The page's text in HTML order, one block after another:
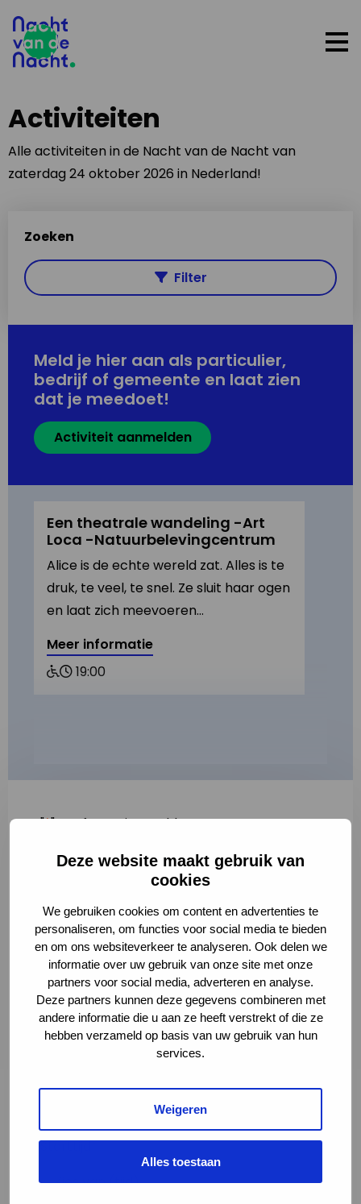
Deze website maakt gebruik van
cookies
We gebruiken cookies om content en advertenties te
personaliseren, om functies voor social media te bieden
en om ons websiteverkeer te analyseren. Ook delen we
informatie over uw gebruik van onze site met onze
partners voor social media, adverteren en analyse.
Deze partners kunnen deze gegevens combineren met
andere informatie die u aan ze heeft verstrekt of die ze
hebben verzameld op basis van uw gebruik van hun
services.
Weigeren
Alles toestaan
Activiteiten
Alle activiteiten in de Nacht van de Nacht van
zaterdag 24 oktober 2026 in Nederland!
Zoeken
Filter
Meld je hier aan als particulier,
bedrijf of gemeente en laat zien
dat je meedoet!
Activiteit aanmelden
Een theatrale wandeling -Art
Loca -Natuurbelevingcentrum
Alice is de echte wereld zat. Alles is te
druk, te veel, te snel. Ze sluit haar ogen
en laat zich meevoeren…
Meer informatie
Rolstoel
19:00
"*" geeft vereiste velden aan
2
Volledige omschrijving*
Starttijd*